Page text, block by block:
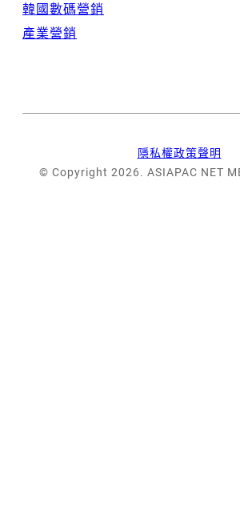
韓國數碼營銷
產業營銷
隱私權政策聲明
© Copyright 2026. ASIAPAC NET